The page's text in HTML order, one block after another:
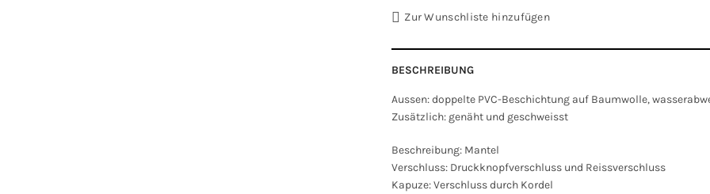
Zur Wunschliste hinzufügen
BESCHREIBUNG
Aussen: doppelte PVC-Beschichtung auf Baumwolle,
Zusätzlich: genäht und geschweisst
Beschreibung: Mantel
Verschluss: Druckknopfverschluss und Reissverschluss
Kapuze: Verschluss durch Kordel